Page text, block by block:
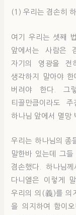
(1) 우리는 겸손히
여기 우리는 셋째
앞에서는 사람은
자기의 영광을 전
생각하지 말아야
버려야 한다. 그
티끌만큼이라도
하나님 앞에서 멸망
우리는 하나님의 종
말한바 있는데 그
겸손했다. 하나님
다니엘은 이렇게
우리의 의(義)를 의
을 의지하여 함이